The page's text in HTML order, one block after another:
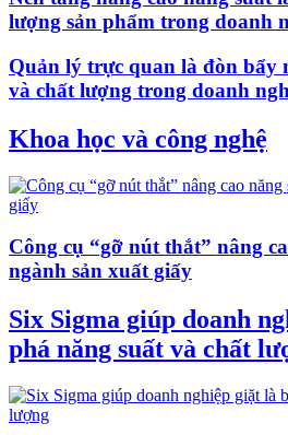
lượng sản phẩm trong doanh
Quản lý trực quan là đòn bẩy
và chất lượng trong doanh
Khoa học và công nghệ
Công cụ “gỡ nút thắt” nâng
ngành sản xuất giấy
Six Sigma giúp doanh
phá năng suất và chất